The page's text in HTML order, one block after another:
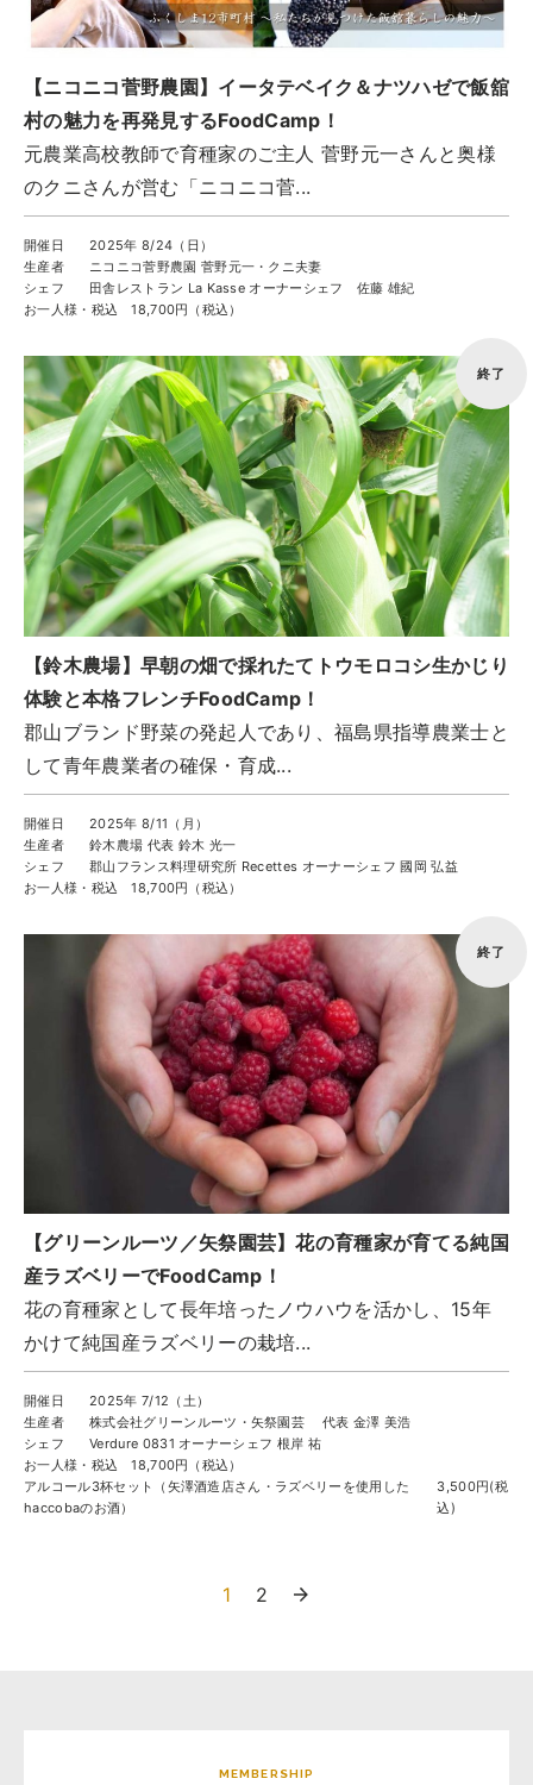
【ニコニコ菅野農園】イータテベイク＆ナツハゼで飯舘
村の魅力を再発見するFoodCamp！
元農業高校教師で育種家のご主人 菅野元一さんと奥様
のクニさんが営む「ニコニコ菅...
開催日
2025年 8/24（日）
生産者
ニコニコ菅野農園 菅野元一・クニ夫妻
シェフ
田舎レストラン La Kasse オーナーシェフ 佐藤 雄紀
お一人様・税込
18,700円（税込）
終了
【鈴木農場】早朝の畑で採れたてトウモロコシ生かじり
体験と本格フレンチFoodCamp！
郡山ブランド野菜の発起人であり、福島県指導農業士と
して青年農業者の確保・育成...
開催日
2025年 8/11（月）
生産者
鈴木農場 代表 鈴木 光一
シェフ
郡山フランス料理研究所 Recettes オーナーシェフ 國岡 弘益
お一人様・税込
18,700円（税込）
終了
【グリーンルーツ／矢祭園芸】花の育種家が育てる純国
産ラズベリーでFoodCamp！
花の育種家として長年培ったノウハウを活かし、15年
かけて純国産ラズベリーの栽培...
開催日
2025年 7/12（土）
生産者
株式会社グリーンルーツ・矢祭園芸 代表 金澤 美浩
シェフ
Verdure 0831 オーナーシェフ 根岸 祐
お一人様・税込
18,700円（税込）
アルコール3杯セット（矢澤酒造店さん・ラズベリーを使用した
haccobaのお酒）
3,500円(税
込)
1 2
MEMBERSHIP